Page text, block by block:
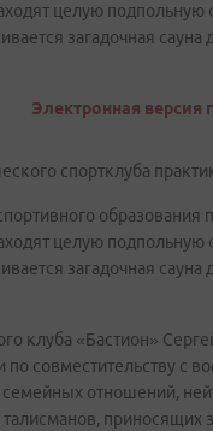
целую подпольную
загадочная
Электронная версия
спортклуба
целую подпольную
загадочная
клуба «Бастион»
совместительству с
отношений,
приносящих